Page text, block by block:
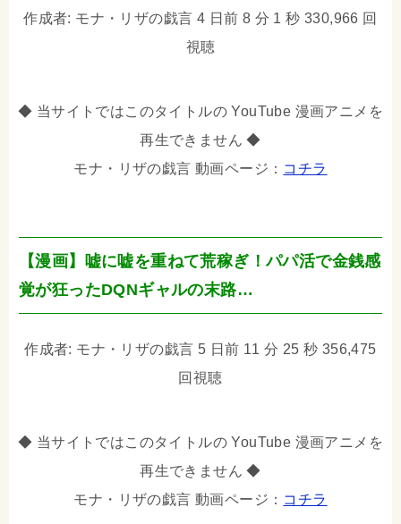
作成者: モナ・リザの戯言 4 日前 8 分 1 秒 330,966 回
視聴
◆ 当サイトではこのタイトルの YouTube 漫画アニメを
再生できません ◆
モナ・リザの戯言 動画ページ： コチラ
【漫画】嘘に嘘を重ねて荒稼ぎ！パパ活で金銭感
覚が狂ったDQNギャルの末路…
作成者: モナ・リザの戯言 5 日前 11 分 25 秒 356,475
回視聴
◆ 当サイトではこのタイトルの YouTube 漫画アニメを
再生できません ◆
モナ・リザの戯言 動画ページ： コチラ